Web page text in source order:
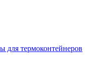
для термоконтейнеров